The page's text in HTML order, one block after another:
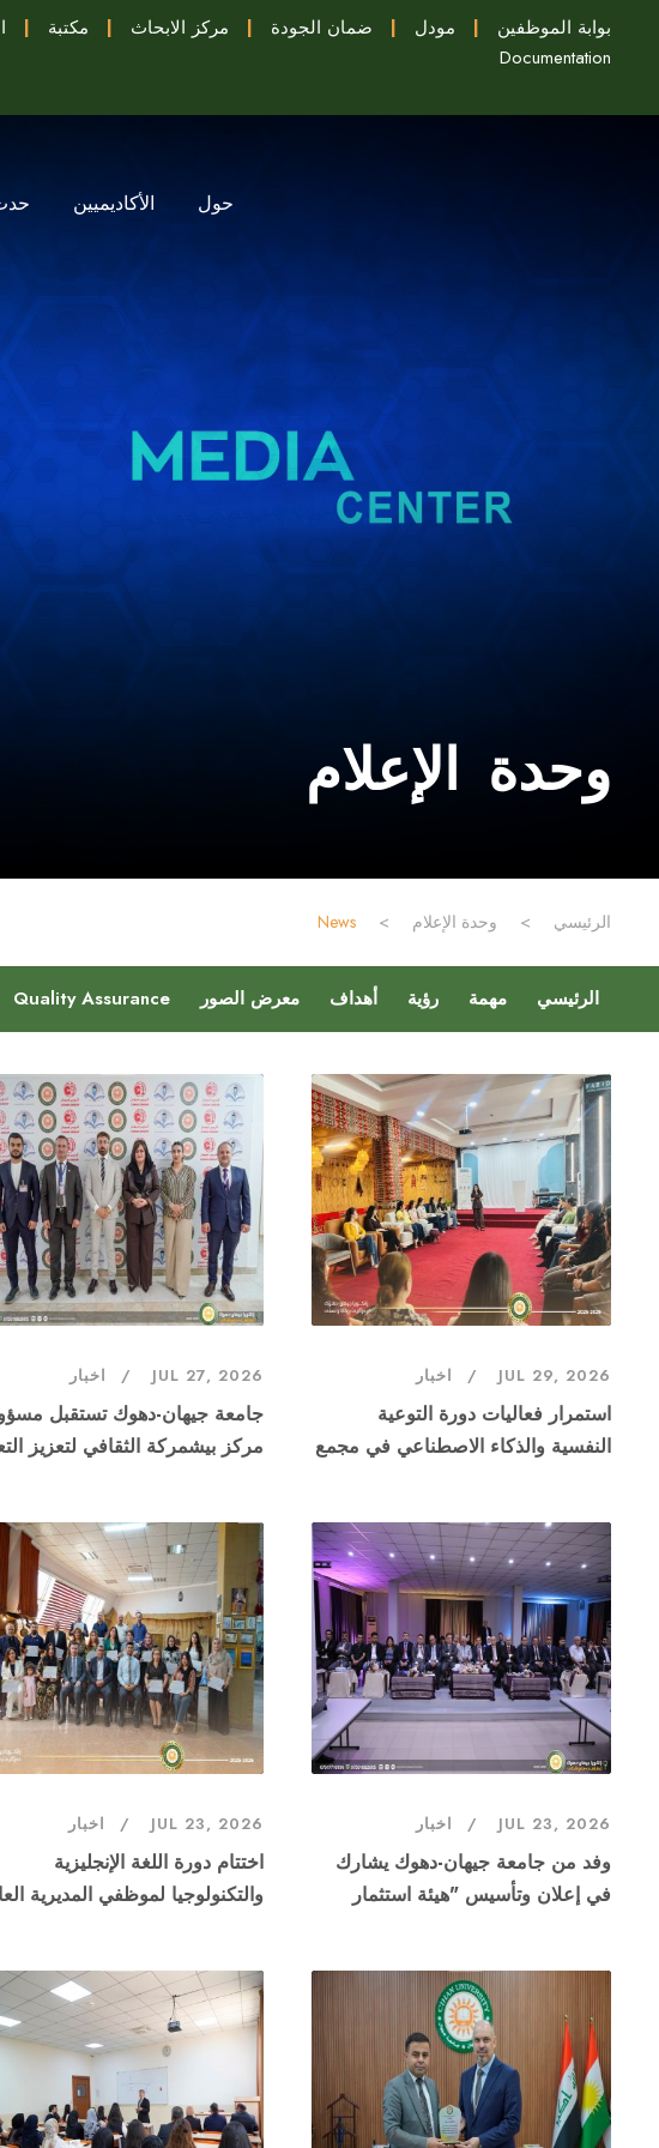
بوابة الموظفين | مودل | ضمان الجودة | مركز الابحاث | مكتبة |
Documentation
حول الأكاديميين
وحدة الإعلام
الرئيسي > وحدة الإعلام >
News
الرئيسي مهمة رؤية أهداف معرض الصور Quality Assurance
JUL 29, 2026 اخبار
استمرار فعاليات دورة التوعية
النفسية والذكاء الاصطناعي في مجمع
JUL 27, 2026 اخبار
جامعة جيهان-دهوك تستقبل
مركز بيشمركة الثقافي لتعزيز
JUL 23, 2026 اخبار
وفد من جامعة جيهان-دهوك يشارك
في إعلان وتأسيس "هيئة استثمار
JUL 23, 2026 اخبار
اختتام دورة اللغة الإنجليزية
والتكنولوجيا لموظفي المديرية